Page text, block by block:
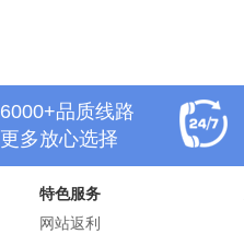
6000+品质线路
更多放心选择
特色服务
网站返利